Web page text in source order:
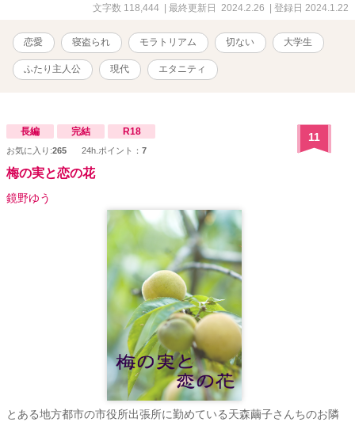
文字数 118,444 | 最終更新日 2024.2.26 | 登録日 2024.1.22
恋愛 寝盗られ モラトリアム 切ない 大学生
ふたり主人公 現代 エタニティ
長編 完結 R18
お気に入り:265 24h.ポイント： 7
11
梅の実と恋の花
鏡野ゆう
とある地方都市の市役所出張所に勤めている天森繭子さんちのお隣